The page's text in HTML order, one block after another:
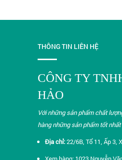
THÔNG TIN LIÊN HỆ
CÔNG TY
HẢO
Với những sản phẩm chất
hàng những sản phẩm tốt nhất​
Địa chỉ:22/6B, Tổ 11, Ấp 3,